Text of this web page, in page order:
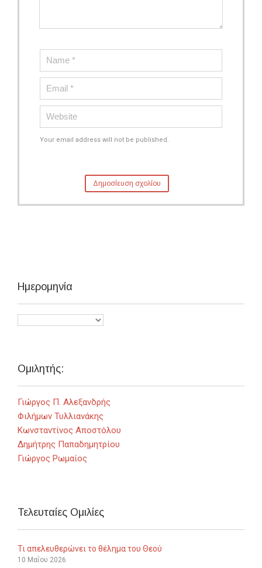
Your email address will not be published.
Ημερομηνία
Ομιλητής:
Γιώργος Π. Αλεξανδρής
Φιλήμων Τυλλιανάκης
Κωνσταντίνος Αποστόλου
Δημήτρης Παπαδημητρίου
Γιώργος Ρωμαίος
Τελευταίες Ομιλίες
Τι απελευθερώνει το θέλημα του Θεού
10 Μαΐου 2026